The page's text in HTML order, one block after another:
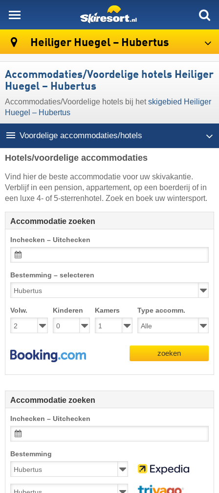
Heiliger Huegel – Hubertus
Accommodaties/Voordelige hotels Heiliger
Huegel – Hubertus
Accommodaties/Voordelige hotels bij hetskigebied Heiliger
Huegel – Hubertus
Voordelige accommodaties/hotels
Hotels/voordelige accommodaties
Vind hier de beste accommodatie voor uw skivakantie.
Verblijf in een pension, appartement, op een boerderij of in
een luxe 4- of 5-sterrenhotel. Zoek en boek uw wintersport.
Accommodatie zoeken
Inchecken – Uitchecken
Bestemming – selecteren
Volw. Kinderen Kamers Type accomm.
zoeken
Accommodatie zoeken
Inchecken – Uitchecken
Bestemming